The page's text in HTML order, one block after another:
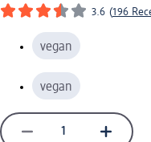
3.6 (196
vegan
vegan